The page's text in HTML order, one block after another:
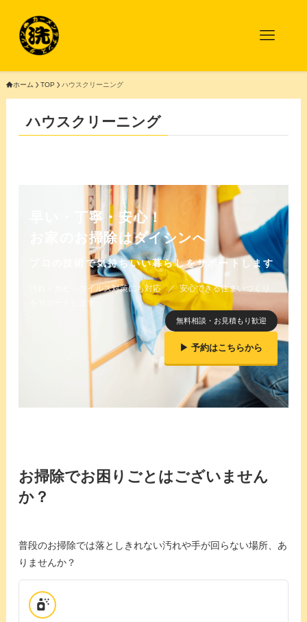
ホーム TOP ハウスクリーニング
ハウスクリーニング
早い・丁寧・安心！
お家のお掃除はダイシンへ
プロの技術で気持ちいい暮らしをサポートします
汚れ・カビ・ウイルス対策にも対応
安心できる住まいづくり
をサポートします
無料相談・お見積もり歓迎
▶ 予約はこちらから
お掃除でお困りごとはございません
か？
普段のお掃除では落としきれない汚れや手が回らない場所、あ
りませんか？